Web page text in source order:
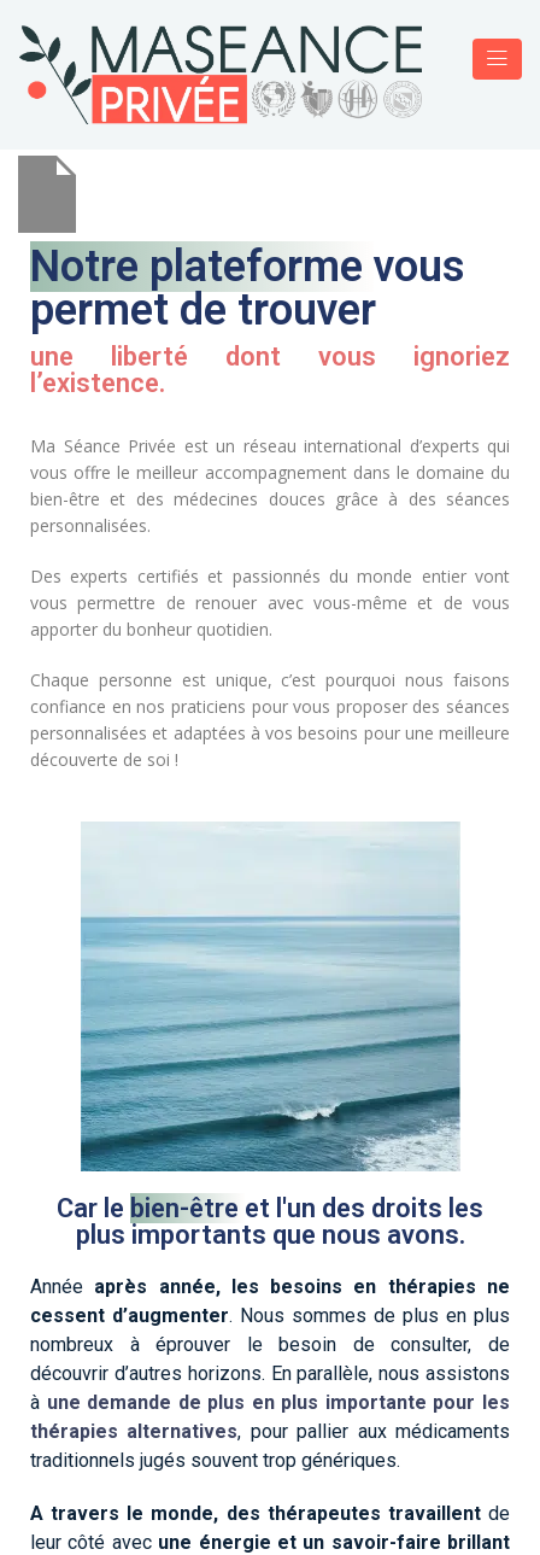
Notre plateforme vous
permet de trouver​
une liberté dont vous ignoriez
l’existence.
Ma Séance Privée est un réseau international d’experts qui
vous offre le meilleur accompagnement dans le domaine du
bien-être et des médecines douces grâce à des séances
personnalisées.
Des experts certifiés et passionnés du monde entier vont
vous permettre de renouer avec vous-même et de vous
apporter du bonheur quotidien.
Chaque personne est unique, c’est pourquoi nous faisons
confiance en nos praticiens pour vous proposer des séances
personnalisées et adaptées à vos besoins pour une meilleure
découverte de soi !
Car le bien-être et l'un des droits les
plus importants que nous avons.
Année après année, les besoins en thérapies ne
cessent d’augmenter. Nous sommes de plus en plus
nombreux à éprouver le besoin de consulter, de
découvrir d’autres horizons. En parallèle, nous assistons
à une demande de plus en plus importante pour les
thérapies alternatives, pour pallier aux médicaments
traditionnels jugés souvent trop génériques.
A travers le monde, des thérapeutes travaillent de
leur côté avec une énergie et un savoir-faire brillant